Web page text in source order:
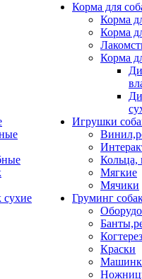
сухие
Корма для
Корма
Корма
Корма
Игрушки
Кольца,
Мягкие
Мячики
Груминг
Краски